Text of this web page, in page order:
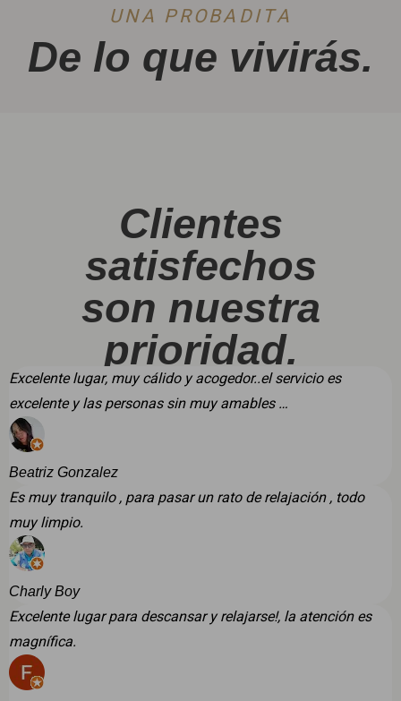
UNA PROBADITA
De lo que vivirás.
Clientes
satisfechos
son nuestra
prioridad.
Excelente lugar, muy cálido y acogedor..el servicio es
excelente y las personas sin muy amables …
Beatriz Gonzalez
Es muy tranquilo , para pasar un rato de relajación , todo
muy limpio.
Charly Boy
Excelente lugar para descansar y relajarse!, la atención es
magnífica.